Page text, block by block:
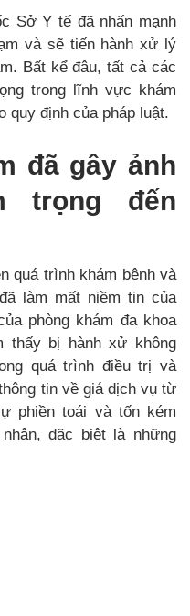
Sở Y tế đã nhấn mạnh
và sẽ tiến hành xử lý
Bất kể đâu, tất cả các
trong lĩnh vực khám
quy định của pháp luật.
đã gây ảnh
trọng đến
quá trình khám bệnh và
làm mất niềm tin của
phòng khám đa khoa
thấy bị hành xử không
quá trình điều trị và
tin về giá dịch vụ từ
phiền toái và tốn kém
đặc biệt là những